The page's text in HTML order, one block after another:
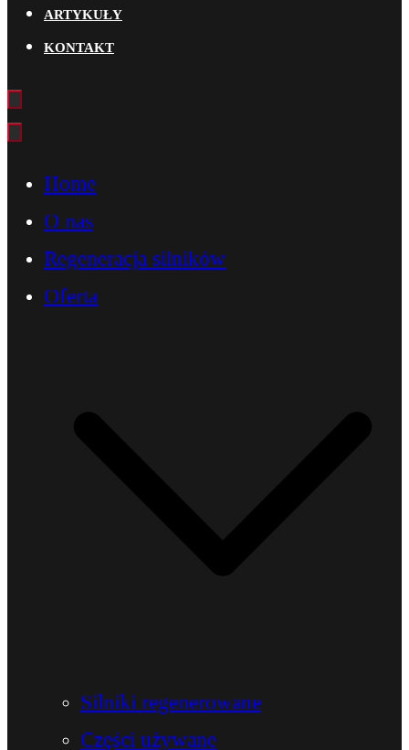
ARTYKUŁY
KONTAKT
Home
O nas
Regeneracja silników
Oferta
Silniki regenerowane
Części używane